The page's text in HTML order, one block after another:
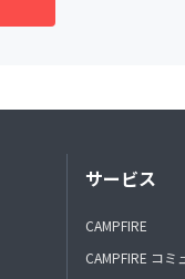
サービス
CAMPFIRE
CAMPFIRE コミ